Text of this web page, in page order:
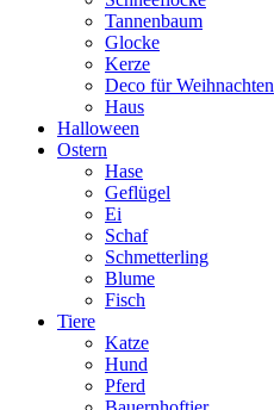
Tannenbaum
Glocke
Kerze
Deco für Weihnachten
Haus
Halloween
Ostern
Hase
Geflügel
Ei
Schaf
Schmetterling
Blume
Fisch
Tiere
Katze
Hund
Pferd